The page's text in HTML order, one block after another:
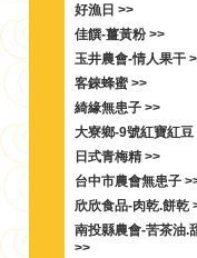
好漁日 >>
佳饌-薑黃粉 >>
玉井農會-情人果干
客錸蜂蜜 >>
綺緣無患子 >>
大寮鄉-9號紅寶紅豆
日式青梅精 >>
台中市農會無患子
欣欣食品-肉乾.餅乾
南投縣農會-苦茶油.
>>